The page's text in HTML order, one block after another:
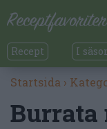
Recept I
Startsida ›
Burrata